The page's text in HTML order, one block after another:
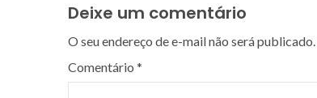
Deixe um comentário
O seu endereço de e-mail não será publicado.
Comentário *